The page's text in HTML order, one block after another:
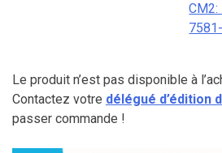
CM2:
Le produit n’est pas disponible à
Contactez votre délégué d’édition
passer commande !